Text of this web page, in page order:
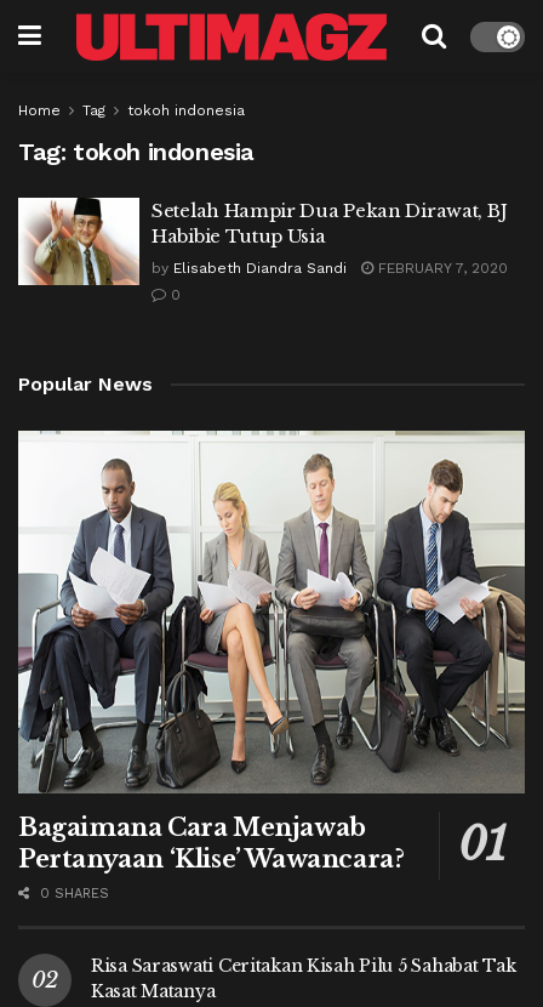
Home Tag tokoh indonesia
Tag: tokoh indonesia
Setelah Hampir Dua Pekan Dirawat, BJ
Habibie Tutup Usia
by Elisabeth Diandra Sandi
FEBRUARY 7, 2020
0
Popular News
Bagaimana Cara Menjawab
Pertanyaan ‘Klise’ Wawancara?
0 SHARES
Risa Saraswati Ceritakan Kisah Pilu 5 Sahabat Tak
Kasat Matanya